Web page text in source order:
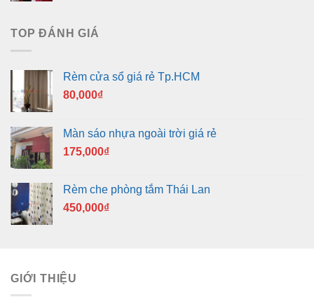
TOP ĐÁNH GIÁ
Rèm cửa sổ giá rẻ Tp.HCM
80,000₫
Màn sáo nhựa ngoài trời giá rẻ
175,000₫
Rèm che phòng tắm Thái Lan
450,000₫
GIỚI THIỆU